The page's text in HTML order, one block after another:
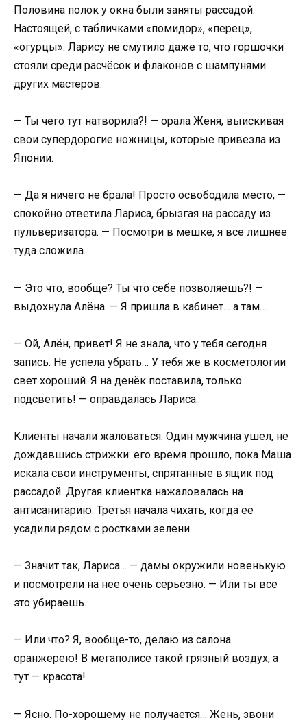
Половина полок у окна были заняты рассадой.
Настоящей, с табличками «помидор», «перец»,
«огурцы». Ларису не смутило даже то, что горшочки
стояли среди расчёсок и флаконов с шампунями
других мастеров.
— Ты чего тут натворила?! — орала Женя, выискивая
свои супердорогие ножницы, которые привезла из
Японии.
— Да я ничего не брала! Просто освободила место, —
спокойно ответила Лариса, брызгая на рассаду из
пульверизатора. — Посмотри в мешке, я все лишнее
туда сложила.
— Это что, вообще? Ты что себе позволяешь?! —
выдохнула Алёна. — Я пришла в кабинет… а там…
— Ой, Алён, привет! Я не знала, что у тебя сегодня
запись. Не успела убрать… У тебя же в косметологии
свет хороший. Я на денёк поставила, только
подсветить! — оправдалась Лариса.
Клиенты начали жаловаться. Один мужчина ушел, не
дождавшись стрижки: его время прошло, пока Маша
искала свои инструменты, спрятанные в ящик под
рассадой. Другая клиентка нажаловалась на
антисанитарию. Третья начала чихать, когда ее
усадили рядом с ростками зелени.
— Значит так, Лариса… — дамы окружили новенькую
и посмотрели на нее очень серьезно. — Или ты все
это убираешь…
— Или что? Я, вообще-то, делаю из салона
оранжерею! В мегаполисе такой грязный воздух, а
тут — красота!
— Ясно. По-хорошему не получается… Жень, звони